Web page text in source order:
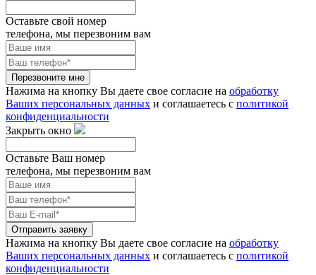
Оставьте свой номер
телефона, мы перезвоним вам
Перезвоните мне
Нажима на кнопку Вы даете свое согласие на обработку
Ваших персональных данных и соглашаетесь с политикой
конфиденциальности
Закрыть окно
Оставьте Ваш номер
телефона, мы перезвоним вам
Отправить заявку
Нажима на кнопку Вы даете свое согласие на обработку
Ваших персональных данных и соглашаетесь с политикой
конфиденциальности